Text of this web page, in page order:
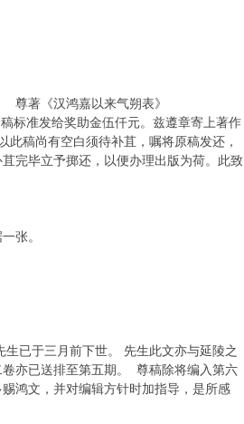
著《汉鸿嘉以来气朔表》
标准发给奖助金伍仟元。兹遵章寄上著作
稿尚有空白须待补苴，嘱将原稿发还，
完毕立予掷还，以便办理出版为荷。此致
张。
已于三月前下世。 先生此文亦与延陵之
亦已送排至第五期。 尊稿除将编入第六
鸿文，并对编辑方针时加指导，是所感